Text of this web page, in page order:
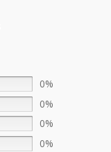
0%
0%
0%
0%